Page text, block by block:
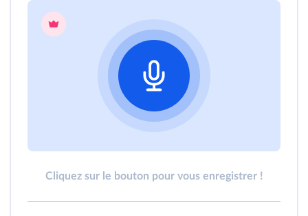
Cliquez sur le bouton pour vous enregistrer !